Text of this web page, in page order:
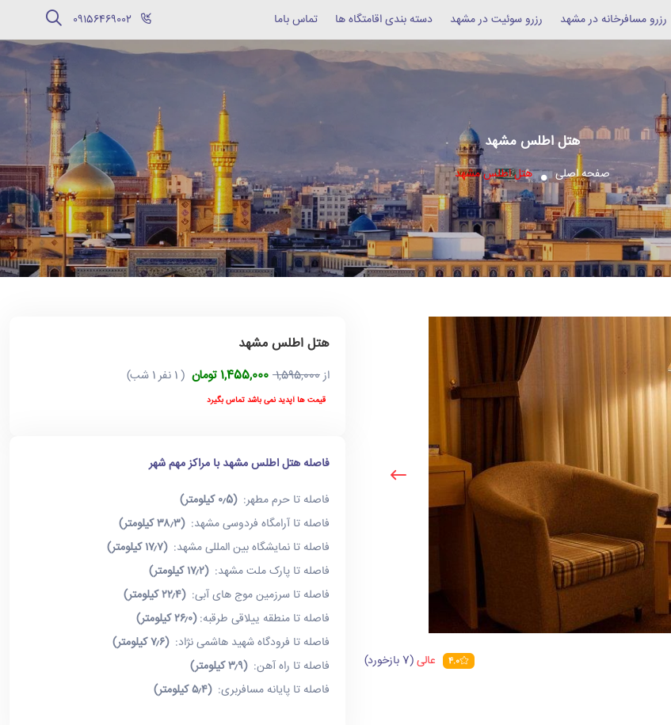
رزرو مسافرخانه در مشهد رزرو سوئیت در مشهد دسته بندی اقامتگاه ها تماس باما
هتل اطلس مشهد
صفحه اصلی هتل اطلس مشهد
4.0 عالی(7 بازخورد)
هتل اطلس مشهد
از1,595,000 1,455,000 تومان ( 1 نفر 1 شب)
قیمت ها آپدید نمی باشد تماس بگیرد
فاصله هتل اطلس مشهد با مراکز مهم شهر
فاصله تا حرم مطهر:(۰٫5 کیلومتر)
فاصله تا آرامگاه فردوسی مشهد:(۳۸٫۳ کیلومتر)
فاصله تا نمایشگاه بین المللی مشهد:(۱۷٫۷ کیلومتر)
فاصله تا پارک ملت مشهد:(۱۷٫۲ کیلومتر)
فاصله تا سرزمین موج های آبی:(۲۲٫۴ کیلومتر)
فاصله تا منطقه ییلاقی طرقبه:(۲۶٫۰ کیلومتر)
فاصله تا فرودگاه شهید هاشمی نژاد:(۷٫۶ کیلومتر)
فاصله تا راه آهن:(۳٫۹ کیلومتر)
فاصله تا پایانه مسافربری:(۵٫۴ کیلومتر)